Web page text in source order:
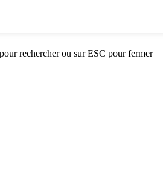
rechercher ou sur ESC pour fermer